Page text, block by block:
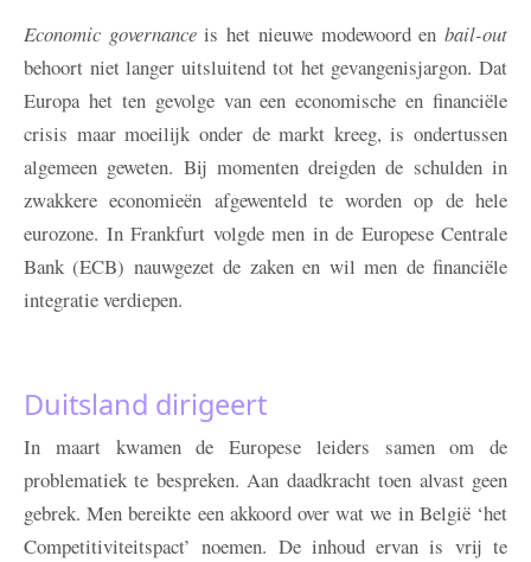
Economic governanceis het nieuwe modewoord enbail-out
behoort niet langer uitsluitend tot het gevangenisjargon. Dat
Europa het ten gevolge van een economische en financiële
crisis maar moeilijk onder de markt kreeg, is ondertussen
algemeen geweten. Bij momenten dreigden de schulden in
zwakkere economieën afgewenteld te worden op de hele
eurozone. In Frankfurt volgde men in de Europese Centrale
Bank (ECB) nauwgezet de zaken en wil men de financiële
integratie verdiepen.
Duitsland dirigeert
In maart kwamen de Europese leiders samen om de
problematiek te bespreken. Aan daadkracht toen alvast geen
gebrek. Men bereikte een akkoord over wat we in België ‘het
Competitiviteitspact’ noemen. De inhoud ervan is vrij te